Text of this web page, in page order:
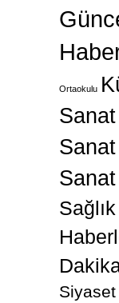
Ortaokulu
Dakika